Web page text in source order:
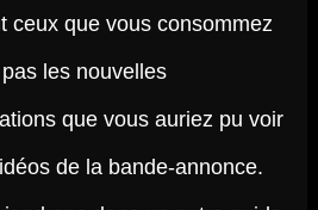
ceux que vous consommez
les nouvelles
que vous auriez pu voir
de la bande-annonce.